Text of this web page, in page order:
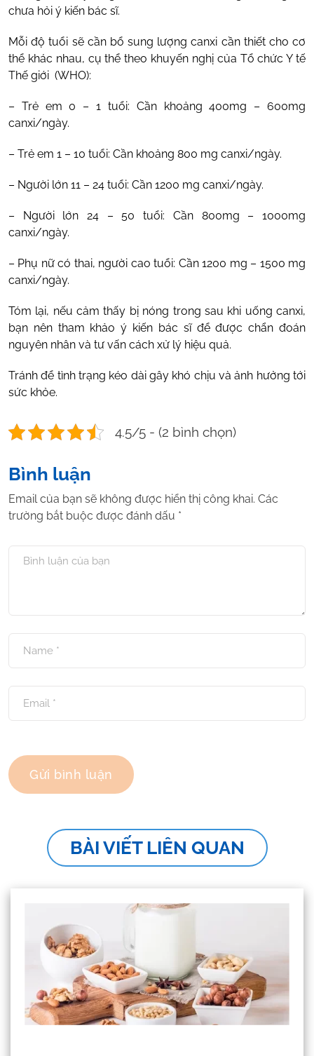
chưa hỏi ý kiến bác sĩ.
Mỗi độ tuổi sẽ cần bổ sung lượng canxi cần thiết cho cơ
thể khác nhau, cụ thể theo khuyến nghị của Tổ chức Y tế
Thế giới (WHO):
– Trẻ em 0 – 1 tuổi: Cần khoảng 400mg – 600mg
canxi/ngày.
– Trẻ em 1 – 10 tuổi: Cần khoảng 800 mg canxi/ngày.
– Người lớn 11 – 24 tuổi: Cần 1200 mg canxi/ngày.
– Người lớn 24 – 50 tuổi: Cần 800mg – 1000mg
canxi/ngày.
– Phụ nữ có thai, người cao tuổi: Cần 1200 mg – 1500 mg
canxi/ngày.
Tóm lại, nếu cảm thấy bị nóng trong sau khi uống canxi,
bạn nên tham khảo ý kiến bác sĩ để được chẩn đoán
nguyên nhân và tư vấn cách xử lý hiệu quả.
Tránh để tình trạng kéo dài gây khó chịu và ảnh hưởng tới
sức khỏe.
4.5/5 - (2 bình chọn)
Bình luận
Email của bạn sẽ không được hiển thị công khai. Các
trường bắt buộc được đánh dấu *
BÀI VIẾT LIÊN QUAN